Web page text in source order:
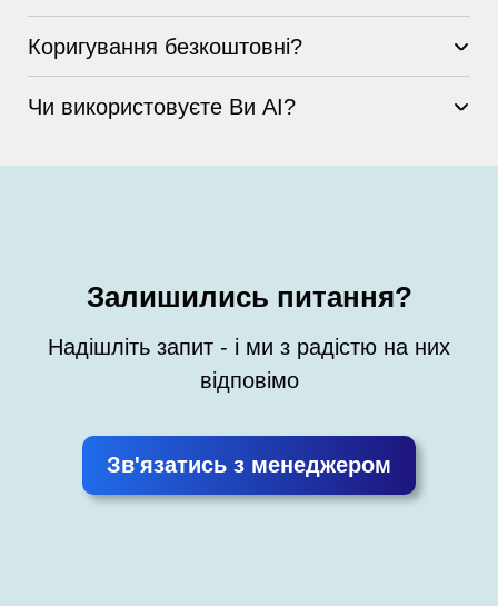
Коригування безкоштовні?
Чи використовуєте Ви AI?
Залишились питання?
Надішліть запит - і ми з радістю на них
відповімо
Зв'язатись з менеджером